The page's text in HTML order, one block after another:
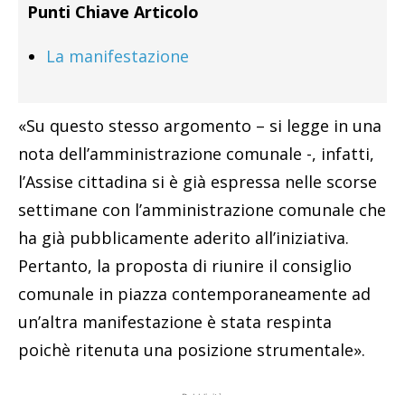
Punti Chiave Articolo
La manifestazione
«Su questo stesso argomento – si legge in una
nota dell’amministrazione comunale -, infatti,
l’Assise cittadina si è già espressa nelle scorse
settimane con l’amministrazione comunale che
ha già pubblicamente aderito all’iniziativa.
Pertanto, la proposta di riunire il consiglio
comunale in piazza contemporaneamente ad
un’altra manifestazione è stata respinta
poichè ritenuta una posizione strumentale».